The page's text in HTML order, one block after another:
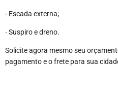
∙ Escada externa;
∙ Suspiro e dreno.
Solicite agora mesmo seu
pagamento e o frete para sua